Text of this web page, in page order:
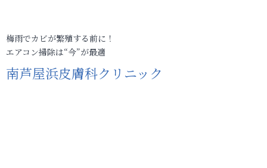
梅雨でカビが繁殖する前に！
エアコン掃除は“今”が最適
南芦屋浜皮膚科クリニック